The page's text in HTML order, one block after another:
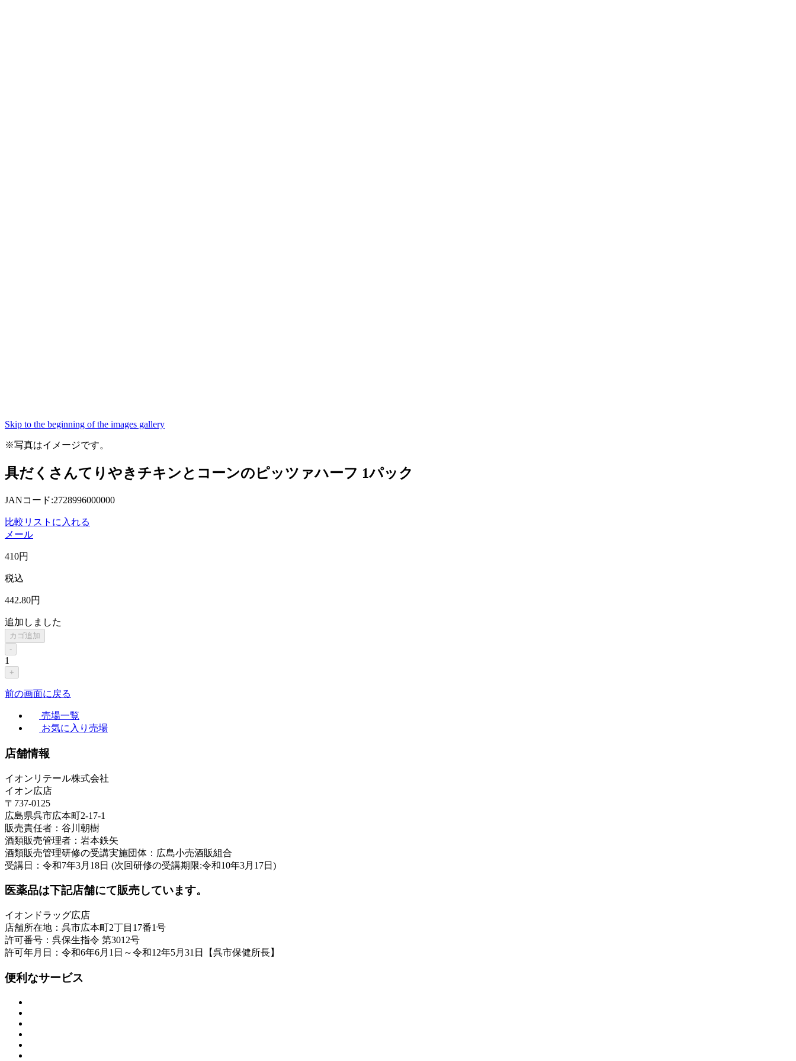
Skip to the beginning of the images gallery
※写真はイメージです。
具だくさんてりやきチキンとコーンのピッツァハーフ 1パック
JANコード:2728996000000
比較リストに入れる
メール
410円
税込
442.80円
追加しました
カゴ追加
-
1
+
前の画面に戻る
売場一覧
お気に入り売場
店舗情報
イオンリテール株式会社
イオン広店
〒737-0125
広島県呉市広本町2-17-1
販売責任者：谷川朝樹
酒類販売管理者：岩本鉄矢
酒類販売管理研修の受講実施団体：広島小売酒販組合
受講日：令和7年3月18日 (次回研修の受講期限:令和10年3月17日)
医薬品は下記店舗にて販売しています。
イオンドラッグ広店
店舗所在地：呉市広本町2丁目17番1号
許可番号：呉保生指令 第3012号
許可年月日：令和6年6月1日～令和12年5月31日【呉市保健所長】
便利なサービス